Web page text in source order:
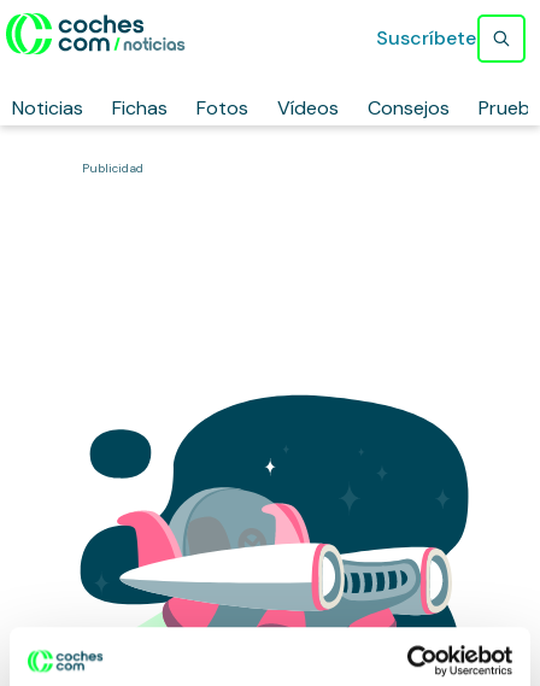
Noticias Fichas Fotos Vídeos Consejos
Suscríbete
Publicidad